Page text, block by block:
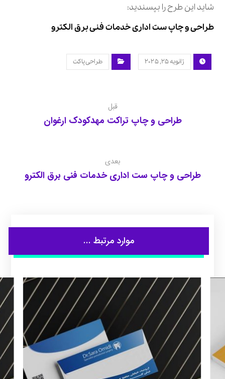
شاید این طرح را بپسندید:
طراحی و چاپ ست اداری خدمات فنی برق الکترو
ژانویه ۲۵, ۲۰۲۵ طراحی پاکت
قبل
طراحی و چاپ تراکت مهدکودک ارغوان
بعدی
طراحی و چاپ ست اداری خدمات فنی برق الکترو
موارد مرتبط ...